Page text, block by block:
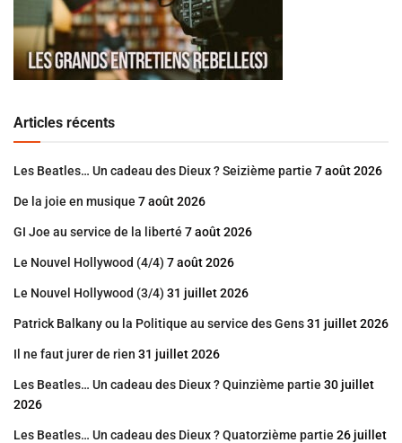
Articles récents
Les Beatles… Un cadeau des Dieux ? Seizième partie 7 août 2026
De la joie en musique 7 août 2026
GI Joe au service de la liberté 7 août 2026
Le Nouvel Hollywood (4/4) 7 août 2026
Le Nouvel Hollywood (3/4) 31 juillet 2026
Patrick Balkany ou la Politique au service des Gens31 juillet 2026
Il ne faut jurer de rien 31 juillet 2026
Les Beatles… Un cadeau des Dieux ? Quinzième partie 30 juillet
2026
Les Beatles… Un cadeau des Dieux ? Quatorzième partie 26 juillet